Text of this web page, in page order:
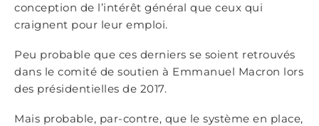
conception de l’intérêt général que ceux qui
craignent pour leur emploi.
Peu probable que ces derniers se soient retrouvés
dans le comité de soutien à Emmanuel Macron lors
des présidentielles de 2017.
Mais probable, par-contre, que le système en place,